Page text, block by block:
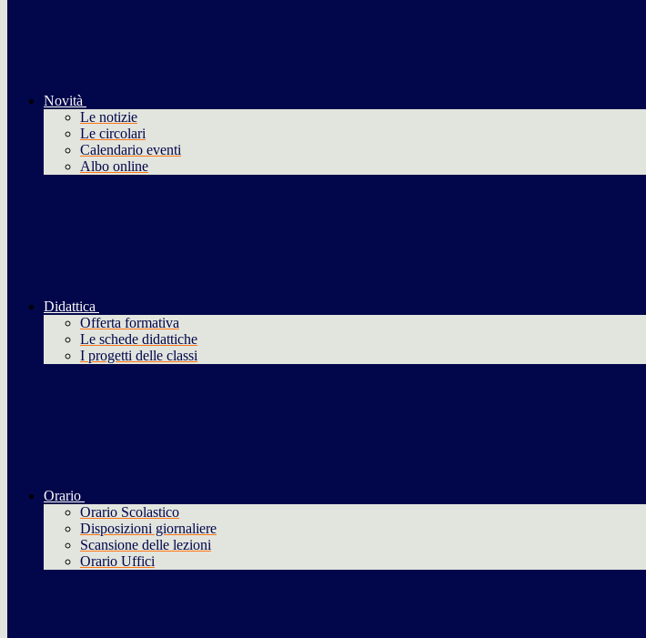
Novità
Le notizie
Le circolari
Calendario eventi
Albo online
Didattica
Offerta formativa
Le schede didattiche
I progetti delle classi
Orario
Orario Scolastico
Disposizioni giornaliere
Scansione delle lezioni
Orario Uffici